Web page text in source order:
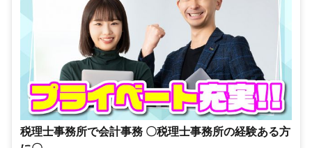
税理士事務所で会計事務 〇税理士事務所の経験ある方